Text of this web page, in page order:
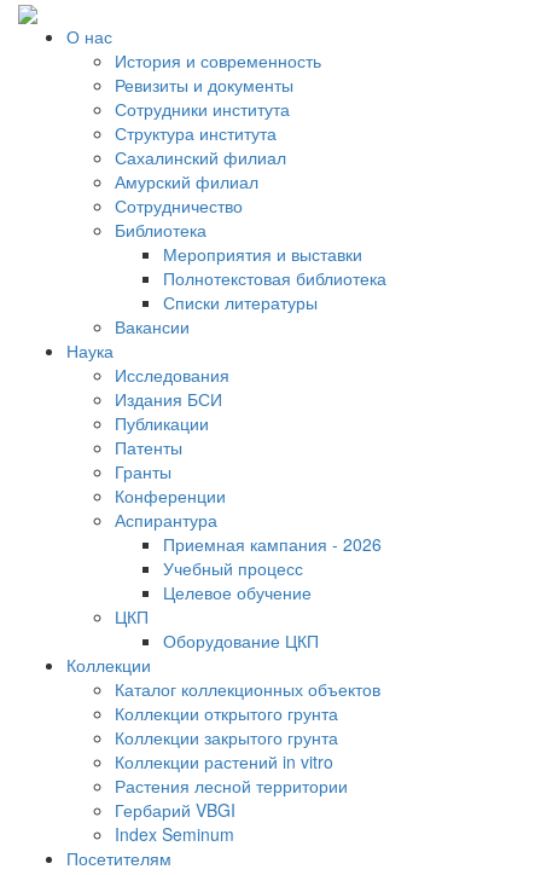
О нас
История и современность
Ревизиты и документы
Сотрудники института
Структура института
Сахалинский филиал
Амурский филиал
Сотрудничество
Библиотека
Мероприятия и выставки
Полнотекстовая библиотека
Списки литературы
Вакансии
Наука
Исследования
Издания БСИ
Публикации
Патенты
Гранты
Конференции
Аспирантура
Приемная кампания - 2026
Учебный процесс
Целевое обучение
ЦКП
Оборудование ЦКП
Коллекции
Каталог коллекционных объектов
Коллекции открытого грунта
Коллекции закрытого грунта
Коллекции растений in vitro
Растения лесной территории
Гербарий VBGI
Index Seminum
Посетителям